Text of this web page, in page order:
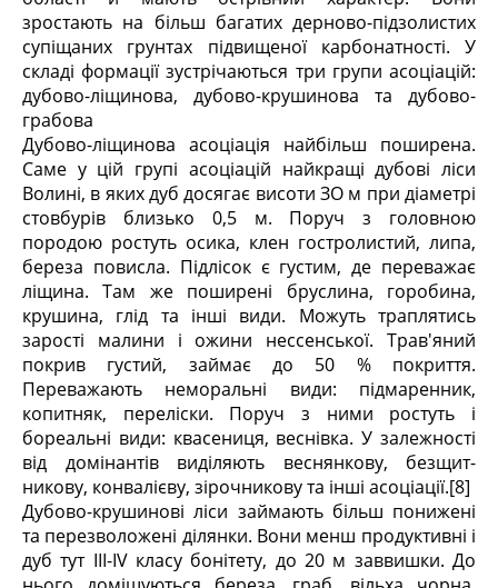
зростають на більш багатих дерново-підзолистих
супіщаних грунтах підвищеної карбонатності. У
складі формації зустрічаються три групи асоціацій:
дубово-ліщинова, дубово-крушинова та дубово-
грабова
Дубово-ліщинова асоціація найбільш поширена.
Саме у цій групі асоціацій найкращі дубові ліси
Волині, в яких дуб досягає висоти ЗО м при діаметрі
стовбурів близько 0,5 м. Поруч з головною
породою ростуть осика, клен гостролистий, липа,
береза повисла. Підлісок є густим, де переважає
ліщина. Там же поширені бруслина, горобина,
крушина, глід та інші види. Можуть траплятись
зарості малини і ожини нессенської. Трав'яний
покрив густий, займає до 50 % покриття.
Переважають неморальні види: підмаренник,
копитняк, переліски. Поруч з ними ростуть і
бореальні види: квасениця, веснівка. У залежності
від домінантів виділяють веснянкову, безщит-
никову, конвалієву, зірочникову та інші асоціації.[8]
Дубово-крушинові ліси займають більш понижені
та перезволожені ділянки. Вони менш продуктивні і
дуб тут ІІІ-ІV класу бонітету, до 20 м заввишки. До